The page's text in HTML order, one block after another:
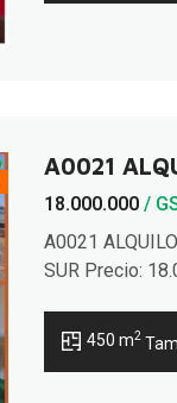
A0021
18.000.000 /
A0021
SUR Precio:
terrenos
comercial. *
450 m2